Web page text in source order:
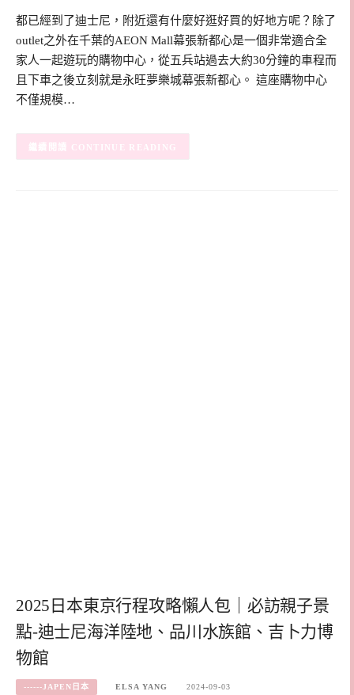
都已經到了迪士尼，附近還有什麼好逛好買的好地方呢？除了
outlet之外在千葉的AEON Mall幕張新都心是一個非常適合全
家人一起遊玩的購物中心，從五兵站過去大約30分鐘的車程而
且下車之後立刻就是永旺夢樂城幕張新都心。 這座購物中心
不僅規模…
CONTINUE READING
2025日本東京行程攻略懶人包｜必訪親子景
點-迪士尼海洋陸地、品川水族館、吉卜力博
物館
------JAPEN日本 ELSA YANG 2024-09-03